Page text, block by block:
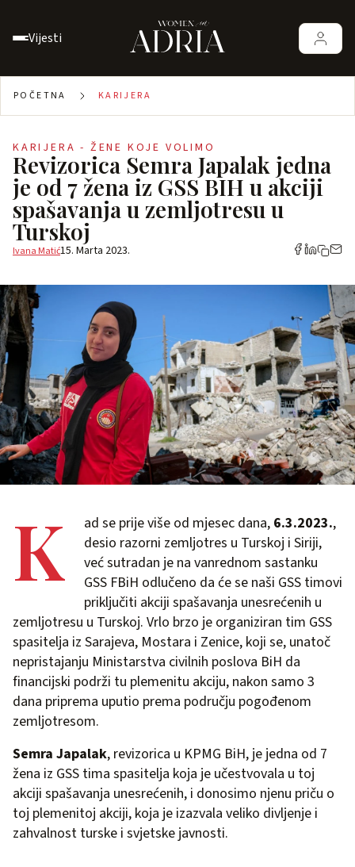
Vijesti
POČETNA KARIJERA
KARIJERA - ŽENE KOJE VOLIMO
Revizorica Semra Japalak jedna
je od 7 žena iz GSS BIH u akciji
spašavanja u zemljotresu u
Turskoj
Ivana Matić15. Marta 2023.
K ad se prije više od mjesec dana, 6.3.2023.,
desio razorni zemljotres u Turskoj i Siriji,
već sutradan je na vanrednom sastanku
GSS FBiH odlučeno da će se naši GSS timovi
priključiti akciji spašavanja unesrećenih u
zemljotresu u Turskoj. Vrlo brzo je organiziran tim GSS
spasitelja iz Sarajeva, Mostara i Zenice, koji se, unatoč
nepristajanju Ministarstva civilnih poslova BiH da
financijski podrži tu plemenitu akciju, nakon samo 3
dana priprema uputio prema području pogođenom
zemljotresom.
Semra Japalak, revizorica u KPMG BiH, je jedna od 7
žena iz GSS tima spasitelja koja je učestvovala u toj
akciji spašavanja unesrećenih, i donosimo njenu priču o
toj plemenitoj akciji, koja je izazvala veliko divljenje i
zahvalnost turske i svjetske javnosti.